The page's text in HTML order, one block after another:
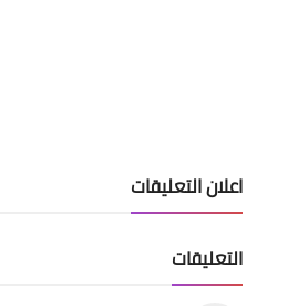
وزارة الهجرة تعلن إطلاق
الوجبة العاشرة من منحةاعلان التعليقات
التعليقات